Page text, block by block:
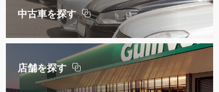
中古車を探す
店舗を探す